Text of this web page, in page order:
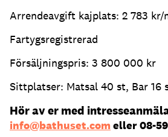
Arrendeavgift kajplats: 2 783 kr/
Fartygsregistrerad
Försäljningspris: 3 800 000 kr
Sittplatser: Matsal 40 st, Bar 16
Hör av er med
info@bathuset.com eller 08-